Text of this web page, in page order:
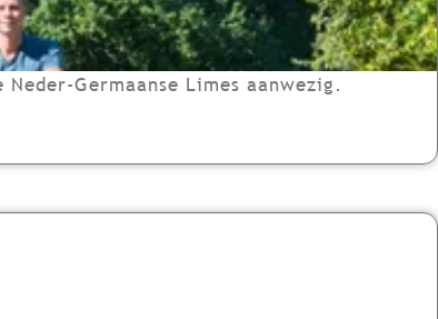
Germaanse Limes aanwezig.